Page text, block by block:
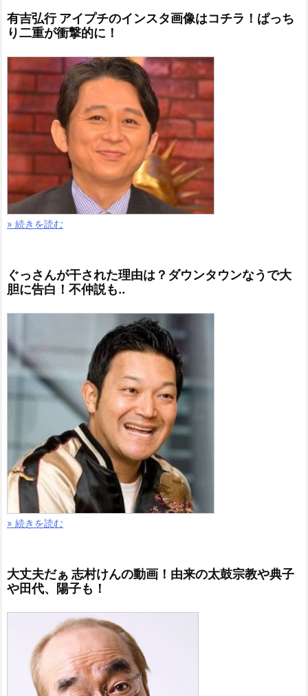
有吉弘行 アイプチのインスタ画像はコチラ！ぱっち
り二重が衝撃的に！
» 続きを読む
ぐっさんが干された理由は？ダウンタウンなうで大
胆に告白！不仲説も..
» 続きを読む
大丈夫だぁ 志村けんの動画！由来の太鼓宗教や典子
や田代、陽子も！